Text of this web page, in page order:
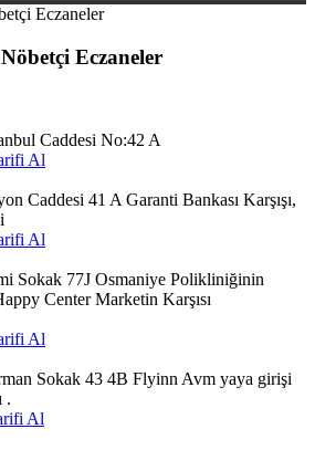
Eczaneler
Caddesi No:42 A
Al
Caddesi 41 A Garanti Bankası Karşışı,
Al
Sokak 77J Osmaniye Polikliniğinin
Center Marketin Karşısı
Al
Sokak 43 4B Flyinn Avm yaya girişi
.
Al